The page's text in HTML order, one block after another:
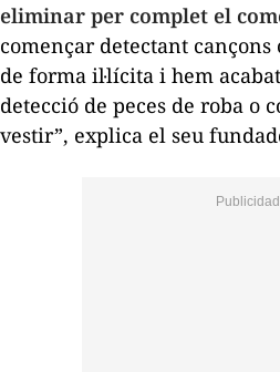
eliminar per complet el
començar detectant cançons
de forma il·lícita i hem
detecció de peces de roba o
vestir”, explica el seu